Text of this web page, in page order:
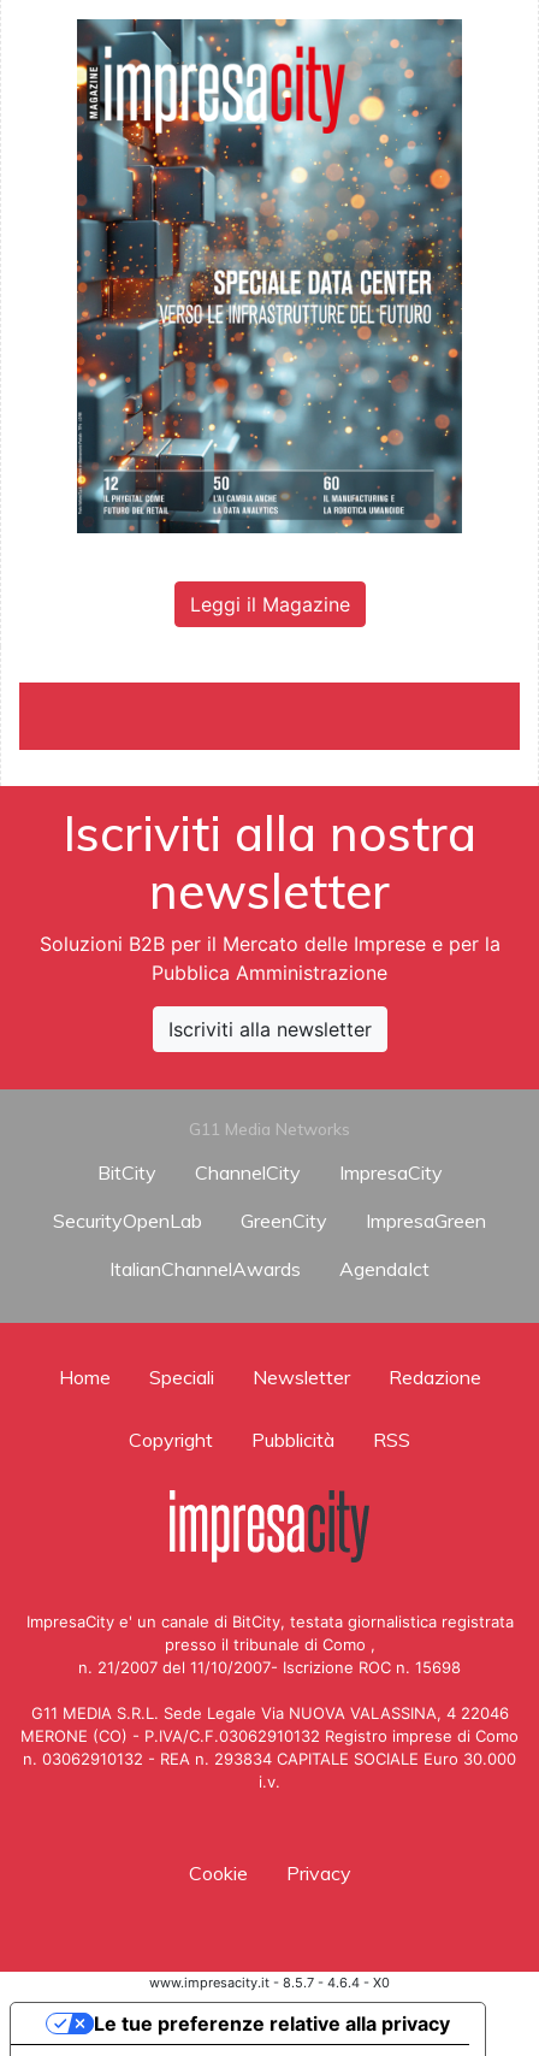
Leggi il Magazine
Iscriviti alla nostra
newsletter
Soluzioni B2B per il Mercato delle Imprese e per la
Pubblica Amministrazione
Iscriviti alla newsletter
G11 Media Networks
BitCity ChannelCity
ImpresaCity
SecurityOpenLab
GreenCity
ImpresaGreen
ItalianChannelAwards
AgendaIct
Home Speciali Newsletter Redazione
Copyright Pubblicità RSS
ImpresaCity e' un canale di BitCity, testata giornalistica registrata
presso il tribunale di Como ,
n. 21/2007 del 11/10/2007- Iscrizione ROC n. 15698
G11 MEDIA S.R.L. Sede Legale Via NUOVA VALASSINA, 4 22046
MERONE (CO) - P.IVA/C.F.03062910132 Registro imprese di Como
n. 03062910132 - REA n. 293834 CAPITALE SOCIALE Euro 30.000
i.v.
Cookie Privacy
www.impresacity.it - 8.5.7 - 4.6.4 - X0
Le tue preferenze relative alla privacy